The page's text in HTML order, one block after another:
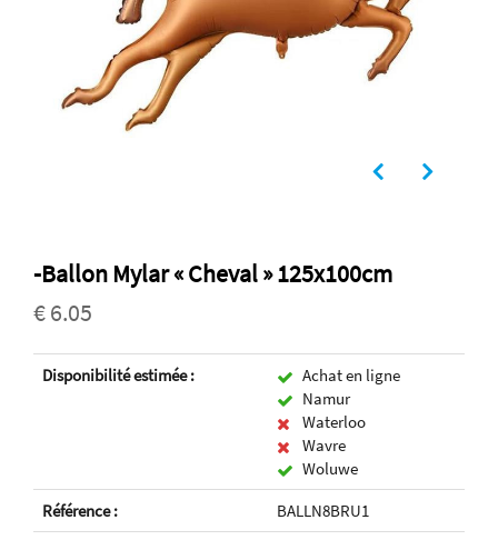
-Ballon Mylar « Cheval » 125x100cm
€ 6.05
Disponibilité estimée :
Achat en ligne
Namur
Waterloo
Wavre
Woluwe
Référence :
BALLN8BRU1